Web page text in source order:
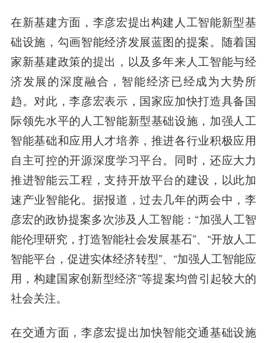
在新基建方面， 李彦宏提出构建人工智能新型基
础设施，勾画智能经济发展蓝图的提案。随着国
家新基建政策的提出，以及多年来人工智能与经
济发展的深度融合，智能经济已经成为大势所
趋。对此，李彦宏表示，国家应加快打造具备国
际领先水平的人工智能新型基础设施，加强人工
智能基础和应用人才培养，推进各行业积极应用
自主可控的开源深度学习平台。同时，还应大力
推进智能云工程，支持开放平台的建设，以此加
速产业智能化。据报道，过去几年的两会中，李
彦宏的政协提案多次涉及人工智能：“加强人工智
能伦理研究，打造智能社会发展基石”、“开放人工
智能平台，促进实体经济转型”、“加强人工智能应
用，构建国家创新型经济”等提案均曾引起较大的
社会关注。
在交通方面，李彦宏提出加快智能交通基础设施